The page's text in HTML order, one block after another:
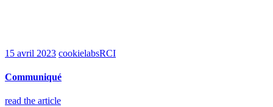
15 avril 2023 cookielabsRCI
Communiqué
read the article